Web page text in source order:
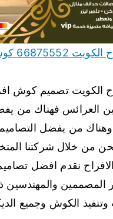
تصميم
الكويت تصميم كوش
العرائس فهناك من
من يفضل
ونحن من خلال شركتنا
نقدم افضل
المصممين والمهندسين
وتنفيذ الكوش وجميع